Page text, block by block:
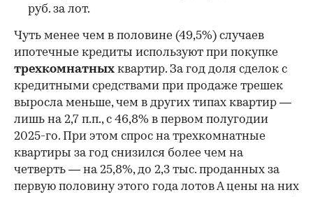
руб. за лот.
Чуть менее чем в половине (49,5%) случаев
ипотечные кредиты используют при покупке
трехкомнатных квартир. За год доля сделок с
кредитными средствами при продаже трешек
выросла меньше, чем в других типах квартир —
лишь на 2,7 п.п., с 46,8% в первом полугодии
2025-го. При этом спрос на трехкомнатные
квартиры за год снизился более чем на
четверть — на 25,8%, до 2,3 тыс. проданных за
первую половину этого года лотов А цены на них